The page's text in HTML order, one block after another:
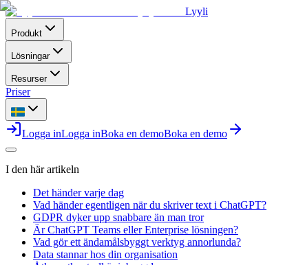
Lyyli
Produkt
Lösningar
Resurser
Priser
Logga inLogga inBoka en demoBoka en demo
I den här artikeln
Det händer varje dag
Vad händer egentligen när du skriver text i ChatGPT?
GDPR dyker upp snabbare än man tror
Är ChatGPT Teams eller Enterprise lösningen?
Vad gör ett ändamålsbyggt verktyg annorlunda?
Data stannar hos din organisation